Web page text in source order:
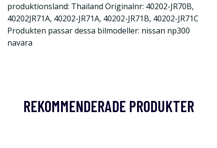
produktionsland: Thailand Originalnr: 40202-JR70B,
40202JR71A, 40202-JR71A, 40202-JR71B, 40202-JR71C
Produkten passar dessa bilmodeller: nissan np300
navara
REKOMMENDERADE PRODUKTER